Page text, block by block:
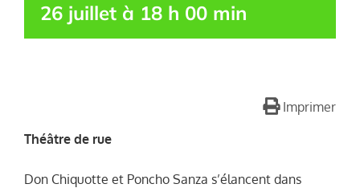
26 juillet à 18 h 00 min
Imprimer
Théâtre de rue
Don Chiquotte et Poncho Sanza s’élancent dans